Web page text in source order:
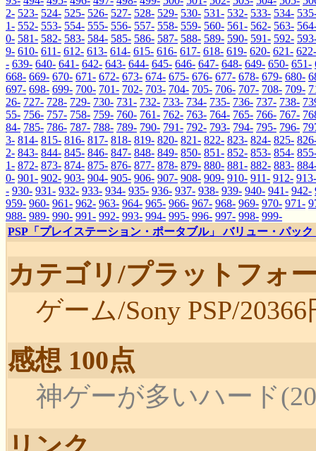
2- 523- 524- 525- 526- 527- 528- 529- 530- 531- 532- 533- 534-
1- 552- 553- 554- 555- 556- 557- 558- 559- 560- 561- 562- 563-
0- 581- 582- 583- 584- 585- 586- 587- 588- 589- 590- 591- 592-
9- 610- 611- 612- 613- 614- 615- 616- 617- 618- 619- 620- 621- 622-
- 639- 640- 641- 642- 643- 644- 645- 646- 647- 648- 649- 650- 651-
668- 669- 670- 671- 672- 673- 674- 675- 676- 677- 678- 679- 680-
697- 698- 699- 700- 701- 702- 703- 704- 705- 706- 707- 708- 709-
26- 727- 728- 729- 730- 731- 732- 733- 734- 735- 736- 737- 738-
55- 756- 757- 758- 759- 760- 761- 762- 763- 764- 765- 766- 767-
84- 785- 786- 787- 788- 789- 790- 791- 792- 793- 794- 795- 796-
3- 814- 815- 816- 817- 818- 819- 820- 821- 822- 823- 824- 825-
2- 843- 844- 845- 846- 847- 848- 849- 850- 851- 852- 853- 854-
1- 872- 873- 874- 875- 876- 877- 878- 879- 880- 881- 882- 883-
0- 901- 902- 903- 904- 905- 906- 907- 908- 909- 910- 911- 912- 913-
- 930- 931- 932- 933- 934- 935- 936- 937- 938- 939- 940- 941- 942-
959- 960- 961- 962- 963- 964- 965- 966- 967- 968- 969- 970- 971-
988- 989- 990- 991- 992- 993- 994- 995- 996- 997- 998- 999-
PSP「プレイステーション・ポータブル」 バリュー・パッ
カテゴリ/プラットフォ
ゲーム/Sony PSP/
感想 100点
神ゲーが多いハード